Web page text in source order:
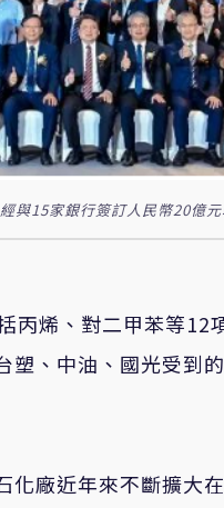
15家銀行簽訂人民幣20億
丙烯、對二甲苯等12
、中油、國光受到
廠近年來不斷擴大